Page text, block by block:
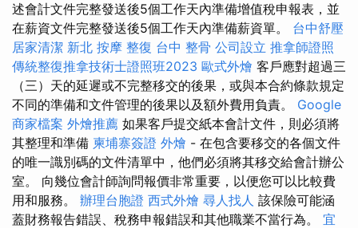
述會計文件完整發送後5個工作天內準備增值稅申報表，並
在薪資文件完整發送後5個工作天內準備薪資單。 台中舒壓
居家清潔 新北 按摩 整復 台中 整骨 公司設立 推拿師證照
傳統整復推拿技術士證照班2023 歐式外燴 客戶應對超過三
（三）天的延遲或不完整移交的後果，或與本合約條款規定
不同的準備和文件管理的後果以及額外費用負責。 Google
商家檔案 外燴推薦 如果客戶提交紙本會計文件，則必須將
其整理和準備 柬埔寨簽證 外燴 - 在包含要移交的各個文件
的唯一識別碼的文件清單中，他們必須將其移交給會計辦公
室。 向幾位會計師詢問報價非常重要，以便您可以比較費
用和服務。 辦理台胞證 西式外燴 尋人找人 該保險可能涵
蓋財務報告錯誤、稅務申報錯誤和其他職業不當行為。 宜